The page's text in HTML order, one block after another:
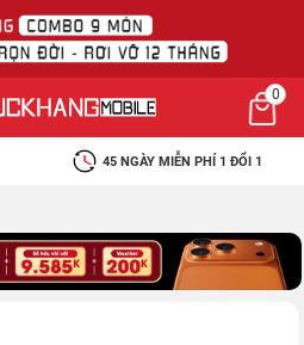
0
45 NGÀY MIỄN PHÍ 1 ĐỔI 1